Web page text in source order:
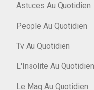
Astuces Au Quotidien
People Au Quotidien
Tv Au Quotidien
L'Insolite Au Quotidien
Le Mag Au Quotidien